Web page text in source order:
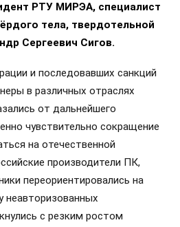
РТУ МИРЭА, специалист
тела, твердотельной
Сергеевич Сигов.
и последовавших санкций
в различных отраслях
от дальнейшего
чувствительно сокращение
на отечественной
производители ПК,
переориентировались на
неавторизованных
с резким ростом